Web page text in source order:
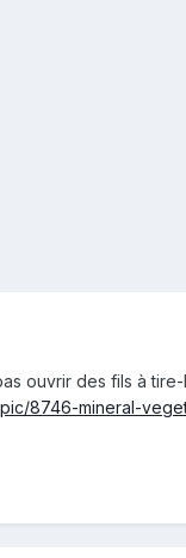
ouvrir des fils à
8746-mineral-